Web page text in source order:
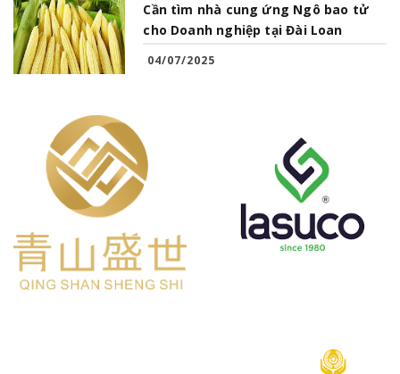
Cần tìm nhà cung ứng Ngô bao tử
cho Doanh nghiệp tại Đài Loan
04/07/2025